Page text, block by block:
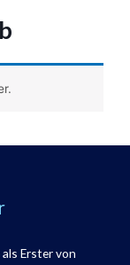
Erster von